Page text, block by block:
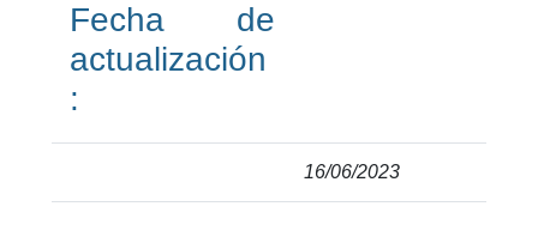
Fecha de
actualización
:
16/06/2023